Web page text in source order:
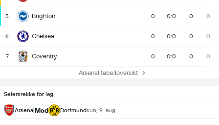
5 Brighton 0 0:0 0 0
6 Chelsea 0 0:0 0 0
7 Coventry 0 0:0 0 0
Arsenal tabelloversikt
Seiersrekke for lag
ArsenalMod Dortmundsun, 9. aug.